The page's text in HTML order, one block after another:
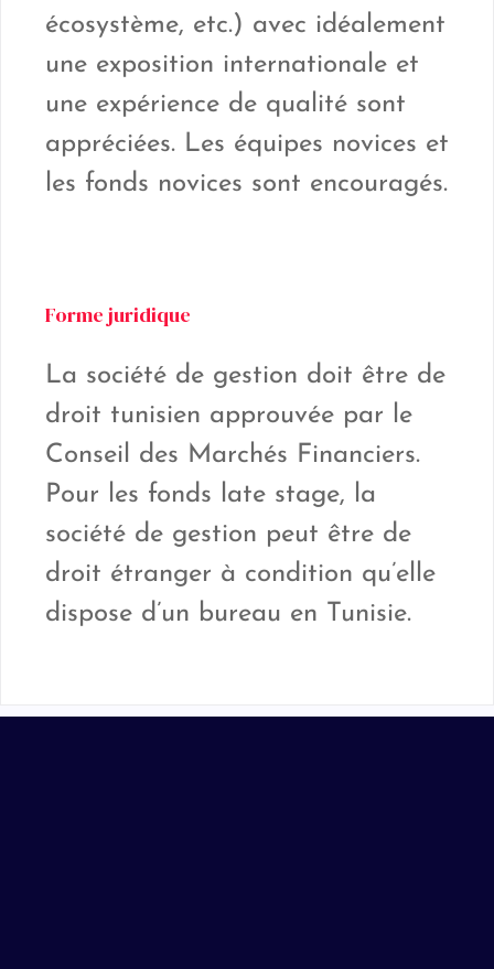
écosystème, etc.) avec idéalement
une exposition internationale et
une expérience de qualité sont
appréciées. Les équipes novices et
les fonds novices sont encouragés.
Forme juridique
La société de gestion doit être de
droit tunisien approuvée par le
Conseil des Marchés Financiers.
Pour les fonds late stage, la
société de gestion peut être de
droit étranger à condition qu’elle
dispose d’un bureau en Tunisie.